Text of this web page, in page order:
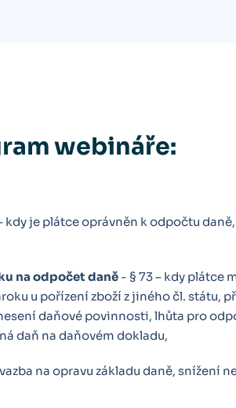
webináře:
kdy je plátce oprávněn k odpočtu
na odpočet daně- § 73 – kdy plátce
u pořízení zboží z jiného čl. státu,
daňové povinnosti, lhůta pro
daň na daňovém dokladu,
na opravu základu daně, snížení